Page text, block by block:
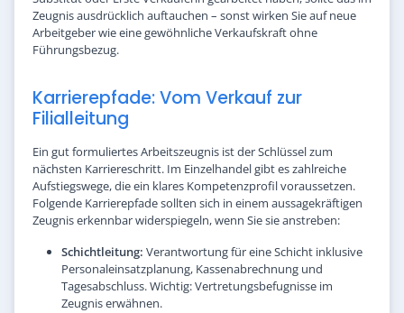
Zeugnis ausdrücklich auftauchen – sonst wirken Sie auf neue
Arbeitgeber wie eine gewöhnliche Verkaufskraft ohne
Führungsbezug.
Karrierepfade: Vom Verkauf zur
Filialleitung
Ein gut formuliertes Arbeitszeugnis ist der Schlüssel zum
nächsten Karriereschritt. Im Einzelhandel gibt es zahlreiche
Aufstiegswege, die ein klares Kompetenzprofil voraussetzen.
Folgende Karrierepfade sollten sich in einem aussagekräftigen
Zeugnis erkennbar widerspiegeln, wenn Sie sie anstreben:
Schichtleitung: Verantwortung für eine Schicht inklusive
Personaleinsatzplanung, Kassenabrechnung und
Tagesabschluss. Wichtig: Vertretungsbefugnisse im
Zeugnis erwähnen.